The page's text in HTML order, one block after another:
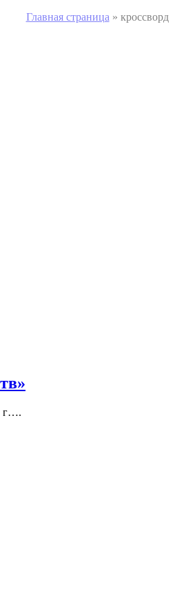
Главная страница » кроссворд
г….